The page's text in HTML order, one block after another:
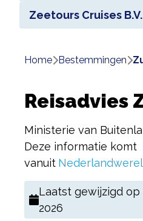
Zeetours Cruises B.V.
Home bestemmingen
Reisadvies
Ministerie van
Deze informatie komt
vanuit
Laatst gewijzigd op
2026